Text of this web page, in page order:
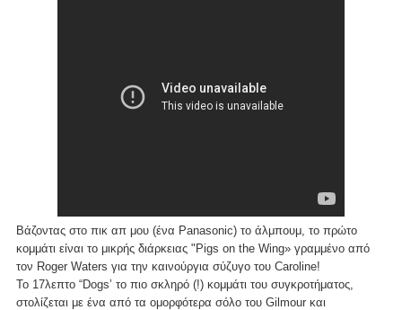
Βάζοντας στο πικ απ μου (ένα Panasonic) το άλμπουμ, το πρώτο
κομμάτι είναι το μικρής διάρκειας "Pigs on the Wing» γραμμένο από
τον Roger Waters για την καινούργια σύζυγο του Caroline!
Το 17λεπτο “Dogs’ το πιο σκληρό (!) κομμάτι του συγκροτήματος,
στολίζεται με ένα από τα ομορφότερα σόλο του Gilmour και